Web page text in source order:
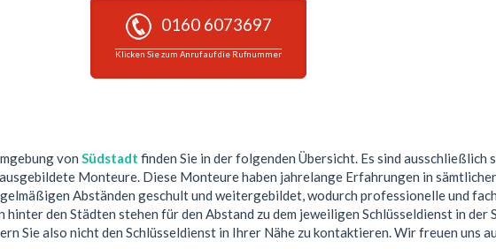
0160 6073697
Klicken Sie zum Anruf auf die Rufnummer
von Südstadt finden Sie in der folgenden Übersicht. Es sind
Monteure. Diese Monteure haben jahrelange Erfahrungen in
Abständen geschult und weitergebildet, wodurch professionelle und
den Städten stehen für den Abstand zu dem jeweiligen Schlüsseldienst in der
Sie also nicht den Schlüsseldienst in Ihrer Nähe zu kontaktieren. Wir freuen uns